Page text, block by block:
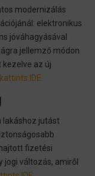
modernizálás
elektronikus
jóváhagyásával
jellemző módon
az új
IDE.
lakáshoz jutást
fizetési
jogi változás, amiről